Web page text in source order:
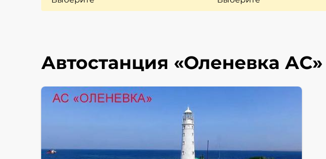
Автостанция «Оленевка АС»